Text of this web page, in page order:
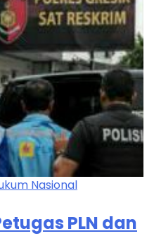
Nasional
PLN dan